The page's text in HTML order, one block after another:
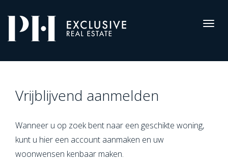
Registreren
Pro-
Housing
Vrijblijvend aanmelden
Wanneer u op zoek bent naar een geschikte woning,
kunt u hier een account aanmaken en uw
woonwensen kenbaar maken.